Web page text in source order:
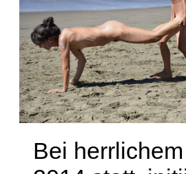
Bei